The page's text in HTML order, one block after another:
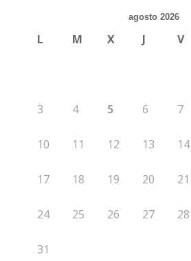
agosto 2026
L M X J V
3 4 5 6 7
10 11 12 13 14
17 18 19 20 21
24 25 26 27 28
31